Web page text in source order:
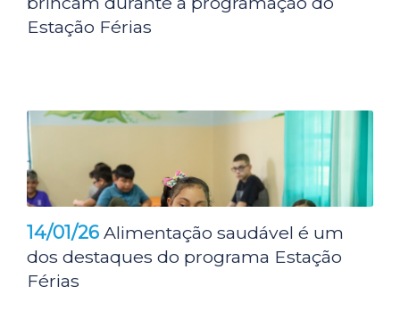
Estação Férias
14/01/26 Alimentação saudável é um
dos destaques do programa Estação
Férias